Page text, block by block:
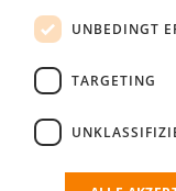
Angemeldet bleiben
Passwort vergessen?
Kostenloses
Wenn Sie sich
passenden Mitarbeiter
UNBEDINGT
TARGETING